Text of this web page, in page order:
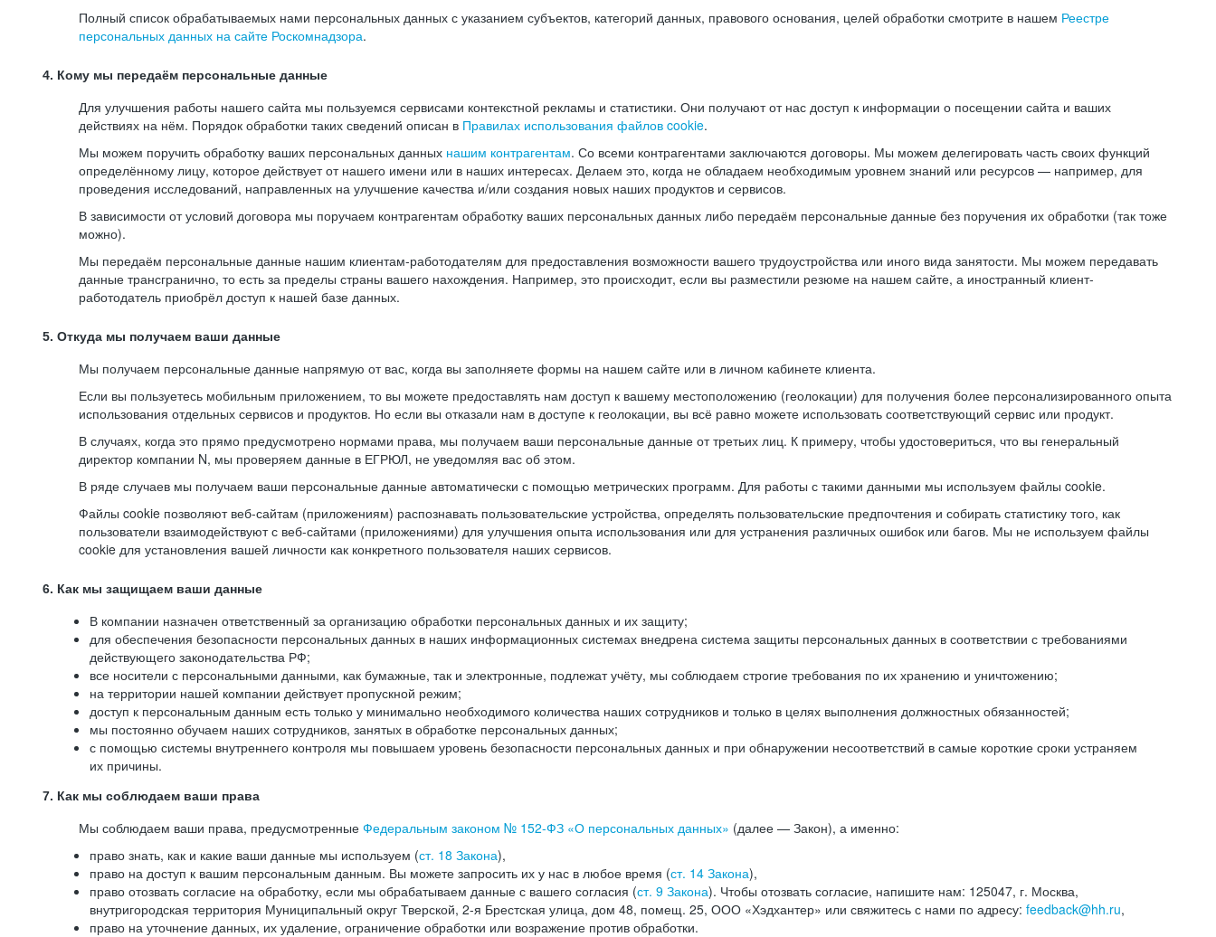
Полный список обрабатываемых нами персональных данных с указанием субъектов, категорий данных, правового основания, целей обработки смотрите в нашем Реестре
персональных данных на сайте Роскомнадзора.
4. Кому мы передаём персональные данные
Для улучшения работы нашего сайта мы пользуемся сервисами контекстной рекламы и статистики. Они получают от нас доступ к информации о посещении сайта и ваших
действиях на нём. Порядок обработки таких сведений описан в Правилах использования файлов cookie.
Мы можем поручить обработку ваших персональных данных нашим контрагентам. Со всеми контрагентами заключаются договоры. Мы можем делегировать часть своих функций
определённому лицу, которое действует от нашего имени или в наших интересах. Делаем это, когда не обладаем необходимым уровнем знаний или ресурсов — например, для
проведения исследований, направленных на улучшение качества и/или создания новых наших продуктов и сервисов.
В зависимости от условий договора мы поручаем контрагентам обработку ваших персональных данных либо передаём персональные данные без поручения их обработки (так тоже
можно).
Мы передаём персональные данные нашим клиентам-работодателям для предоставления возможности вашего трудоустройства или иного вида занятости. Мы можем передавать
данные трансгранично, то есть за пределы страны вашего нахождения. Например, это происходит, если вы разместили резюме на нашем сайте, а иностранный клиент-
работодатель приобрёл доступ к нашей базе данных.
5. Откуда мы получаем ваши данные
Мы получаем персональные данные напрямую от вас, когда вы заполняете формы на нашем сайте или в личном кабинете клиента.
Если вы пользуетесь мобильным приложением, то вы можете предоставлять нам доступ к вашему местоположению (геолокации) для получения более персонализированного опыта
использования отдельных сервисов и продуктов. Но если вы отказали нам в доступе к геолокации, вы всё равно можете использовать соответствующий сервис или продукт.
В случаях, когда это прямо предусмотрено нормами права, мы получаем ваши персональные данные от третьих лиц. К примеру, чтобы удостовериться, что вы генеральный
директор компании N, мы проверяем данные в ЕГРЮЛ, не уведомляя вас об этом.
В ряде случаев мы получаем ваши персональные данные автоматически с помощью метрических программ. Для работы с такими данными мы используем файлы cookie.
Файлы cookie позволяют веб-сайтам (приложениям) распознавать пользовательские устройства, определять пользовательские предпочтения и собирать статистику того, как
пользователи взаимодействуют с веб-сайтами (приложениями) для улучшения опыта использования или для устранения различных ошибок или багов. Мы не используем файлы
cookie для установления вашей личности как конкретного пользователя наших сервисов.
6. Как мы защищаем ваши данные
В компании назначен ответственный за организацию обработки персональных данных и их защиту;
для обеспечения безопасности персональных данных в наших информационных системах внедрена система защиты персональных данных в соответствии с требованиями
действующего законодательства РФ;
все носители с персональными данными, как бумажные, так и электронные, подлежат учёту, мы соблюдаем строгие требования по их хранению и уничтожению;
на территории нашей компании действует пропускной режим;
доступ к персональным данным есть только у минимально необходимого количества наших сотрудников и только в целях выполнения должностных обязанностей;
мы постоянно обучаем наших сотрудников, занятых в обработке персональных данных;
с помощью системы внутреннего контроля мы повышаем уровень безопасности персональных данных и при обнаружении несоответствий в самые короткие сроки устраняем
их причины.
7. Как мы соблюдаем ваши права
Мы соблюдаем ваши права, предусмотренные Федеральным законом № 152-ФЗ «О персональных данных» (далее — Закон), а именно:
право знать, как и какие ваши данные мы используем (ст. 18 Закона),
право на доступ к вашим персональным данным. Вы можете запросить их у нас в любое время (ст. 14 Закона),
право отозвать согласие на обработку, если мы обрабатываем данные с вашего согласия (ст. 9 Закона). Чтобы отозвать согласие, напишите нам: 125047, г. Москва,
внутригородская территория Муниципальный округ Тверской, 2-я Брестская улица, дом 48, помещ. 25, ООО «Хэдхантер» или свяжитесь с нами по адресу: feedback@hh.ru,
право на уточнение данных, их удаление, ограничение обработки или возражение против обработки.